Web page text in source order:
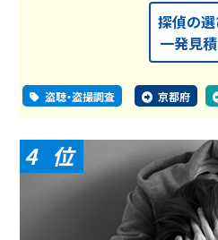
探偵の
一発見積
盗聴・盗撮調査 京都府
4